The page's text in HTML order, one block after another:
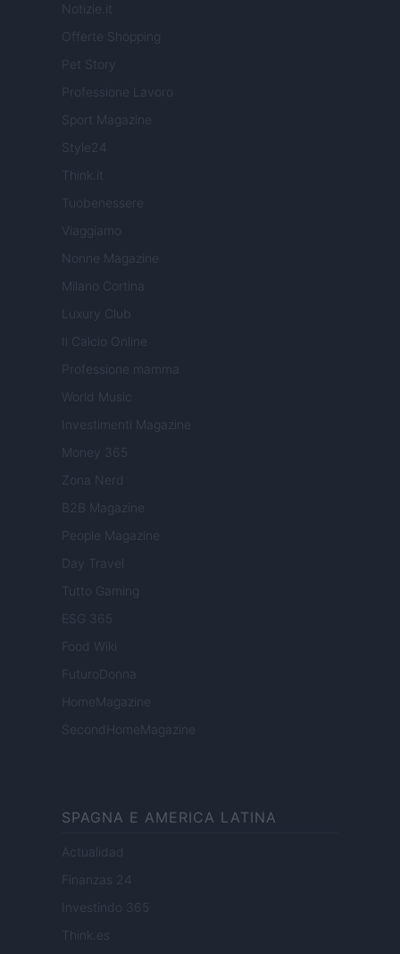
Notizie.it
Offerte Shopping
Pet Story
Professione Lavoro
Sport Magazine
Style24
Think.it
Tuobenessere
Viaggiamo
Nonne Magazine
Milano Cortina
Luxury Club
Il Calcio Online
Professione mamma
World Music
Investimenti Magazine
Money 365
Zona Nerd
B2B Magazine
People Magazine
Day Travel
Tutto Gaming
ESG 365
Food Wiki
FuturoDonna
HomeMagazine
SecondHomeMagazine
SPAGNA E AMERICA LATINA
Actualidad
Finanzas 24
Investindo 365
Think.es